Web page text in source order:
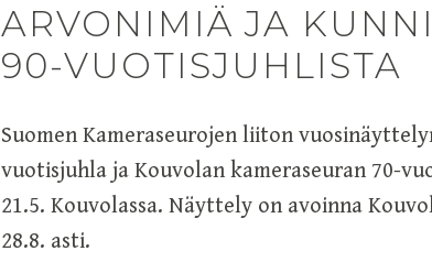
ARVONIMIÄ JA
90-VUOTISJUHLISTA
Suomen Kameraseurojen liiton
vuotisjuhla ja Kouvolan kameraseuran 70-
21.5. Kouvolassa. Näyttely on avoinna
28.8. asti.